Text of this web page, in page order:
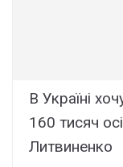
В Україні
160 тисяч
Литвиненко